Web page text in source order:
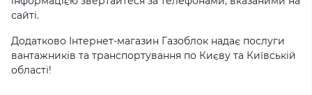
сайті.
Додатково Інтернет-магазин Газоблок надає послуги
вантажників та транспортування по Києву та Київській
області!